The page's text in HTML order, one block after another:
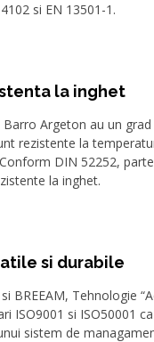
si EN 13501-1.
la inghet
Argeton au un
rezistente la
DIN 52252,
la inghet.
si durabile
BREEAM, Tehnologie
ISO9001 si ISO50001
sistem de